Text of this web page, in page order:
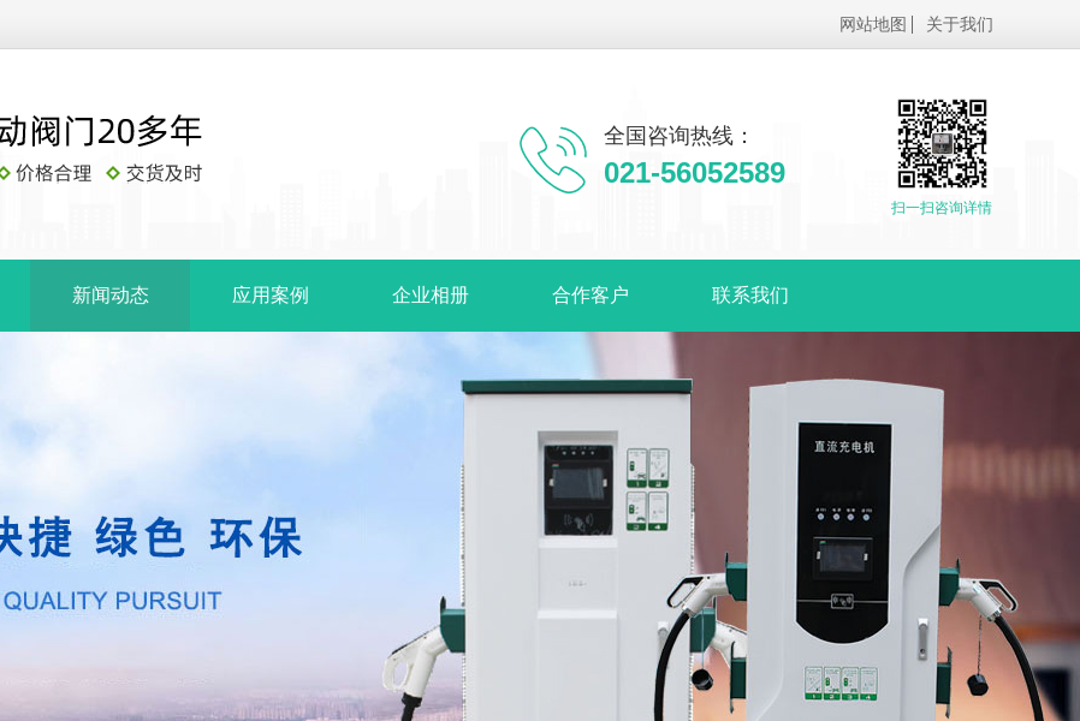
网站地图 关于我们
扫一扫咨询详情
全国咨询热线：
021-56052589
新闻动态 应用案例 企业相册 合作客户 联系我们